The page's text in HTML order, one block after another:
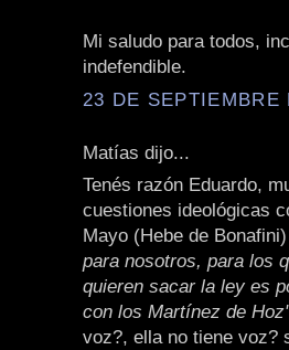
Mi saludo para todos,
indefendible.
23 DE
Matías dijo...
Tenés razón Eduardo,
cuestiones ideológicas
Mayo (Hebe de
para nosotros, para los
quieren sacar la ley es
con los Martínez de
voz?, ella no tiene voz?